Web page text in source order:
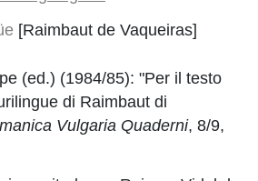
[Raimbaut de Vaqueiras]
(ed.) (1984/85): "Per il testo
di Raimbaut di
Vulgaria Quaderni, 8/9,